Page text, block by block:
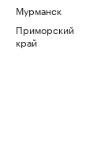
Мурманск
Приморский
край